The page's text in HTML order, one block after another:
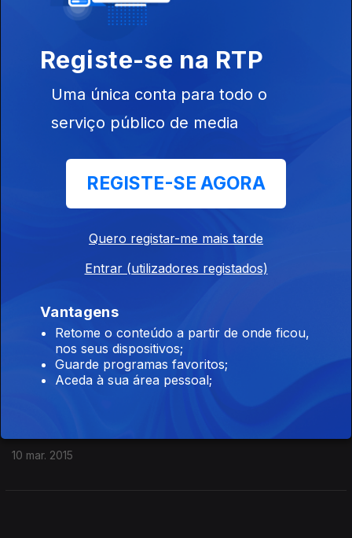
Azevedo Silva ao vivo na RDP Internacional
21 abr. 2015
Mendigos e Ladrões ao vivo na RDP
OrBlua ao vivo na RDP Internacional
31 mar. 2015
10 mar. 2015
Registe-se na RTP
Uma única conta para todo o
serviço público de media
REGISTE-SE AGORA
Quero registar-me mais tarde
Entrar (utilizadores registados)
Vantagens
Retome o conteúdo a partir de onde ficou,
nos seus dispositivos;
Guarde programas favoritos;
Aceda à sua área pessoal;